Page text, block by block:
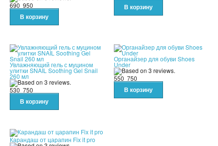
690 950
Увлажняющий гель с муцином
улитки SNAIL Soothing Gel Snail
260 мл
530 750
Органайзер для обуви Shoes
Under
550 750
Карандаш от царапин Fix it pro